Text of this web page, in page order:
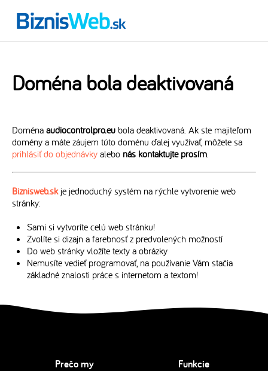
Doména bola deaktivovaná
Doména audiocontrolpro.eu bola deaktivovaná. Ak ste majiteľom
domény a máte záujem túto doménu ďalej využívať, môžete sa
prihlásiť do objednávky alebo nás kontaktujte prosím.
Biznisweb.skje jednoduchý systém na rýchle vytvorenie web
stránky:
Sami si vytvoríte celú web stránku!
Zvolíte si dizajn a farebnosť z predvolených možností
Do web stránky vložíte texty a obrázky
Nemusíte vedieť programovať, na používanie Vám stačia
základné znalosti práce s internetom a textom!
Prečo my Funkcie